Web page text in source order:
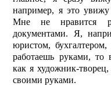
например, я это увижу
Мне не нравится
документами. Я,
юристом,
работаешь руками,
как я художник-творец,
своими руками.